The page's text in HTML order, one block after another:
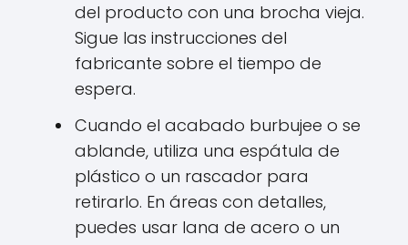
del producto con una brocha vieja.
Sigue las instrucciones del
fabricante sobre el tiempo de
espera.
Cuando el acabado burbujee o se
ablande, utiliza una espátula de
plástico o un rascador para
retirarlo. En áreas con detalles,
puedes usar lana de acero o un